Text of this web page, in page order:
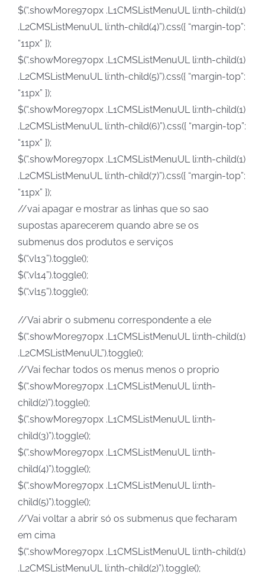
$(“.showMore970px .L1CMSListMenuUL li:nth-child(1)
.L2CMSListMenuUL li:nth-child(4)”).css({ “margin-top”:
“11px” });
$(“.showMore970px .L1CMSListMenuUL li:nth-child(1)
.L2CMSListMenuUL li:nth-child(5)”).css({ “margin-top”:
“11px” });
$(“.showMore970px .L1CMSListMenuUL li:nth-child(1)
.L2CMSListMenuUL li:nth-child(6)”).css({ “margin-top”:
“11px” });
$(“.showMore970px .L1CMSListMenuUL li:nth-child(1)
.L2CMSListMenuUL li:nth-child(7)”).css({ “margin-top”:
“11px” });
//vai apagar e mostrar as linhas que so sao
supostas aparecerem quando abre se os
submenus dos produtos e serviços
$(“.vl13”).toggle();
$(“.vl14”).toggle();
$(“.vl15”).toggle();
//Vai abrir o submenu correspondente a ele
$(“.showMore970px .L1CMSListMenuUL li:nth-child(1)
.L2CMSListMenuUL”).toggle();
//Vai fechar todos os menus menos o proprio
$(“.showMore970px .L1CMSListMenuUL li:nth-
child(2)”).toggle();
$(“.showMore970px .L1CMSListMenuUL li:nth-
child(3)”).toggle();
$(“.showMore970px .L1CMSListMenuUL li:nth-
child(4)”).toggle();
$(“.showMore970px .L1CMSListMenuUL li:nth-
child(5)”).toggle();
//Vai voltar a abrir só os submenus que fecharam
em cima
$(“.showMore970px .L1CMSListMenuUL li:nth-child(1)
.L2CMSListMenuUL li:nth-child(2)”).toggle();